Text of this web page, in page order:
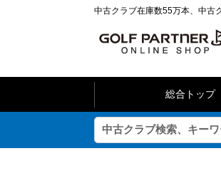
中古クラブ在庫数55万本、中
総合トップ